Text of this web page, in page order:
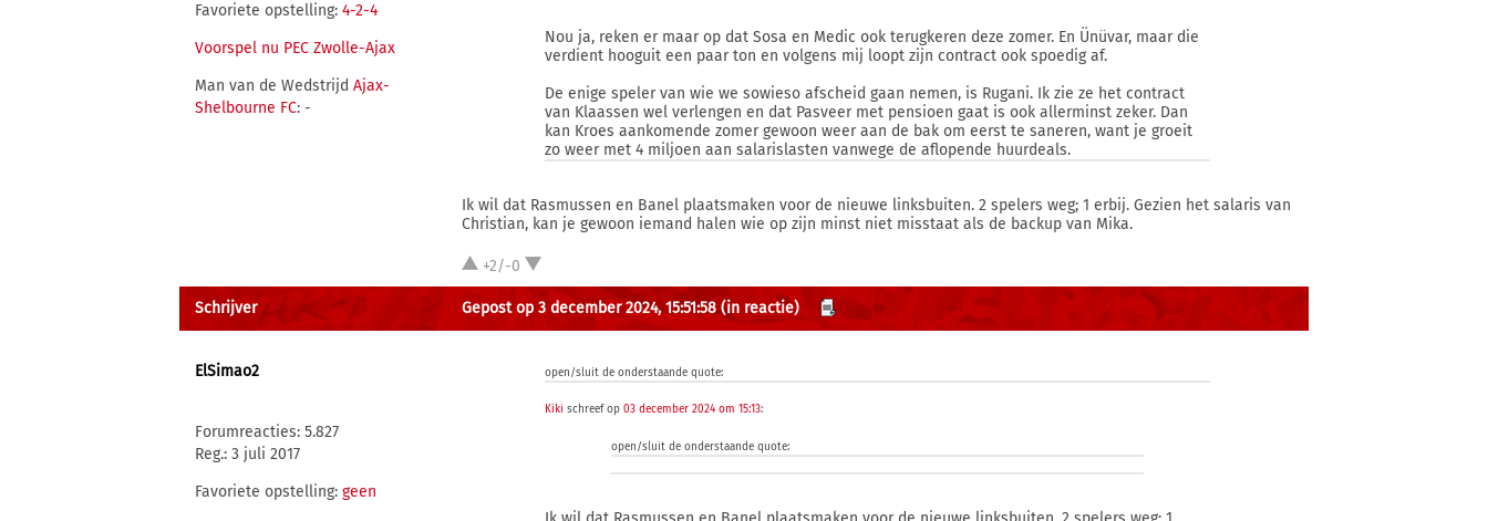
Favoriete opstelling: 4-2-4
Voorspel nu PEC Zwolle-Ajax
Man van de Wedstrijd Ajax-
Shelbourne FC: -
Nou ja, reken er maar op dat Sosa en Medic ook terugkeren deze zomer. En Ünüvar, maar die
verdient hooguit een paar ton en volgens mij loopt zijn contract ook spoedig af.
De enige speler van wie we sowieso afscheid gaan nemen, is Rugani. Ik zie ze het contract
van Klaassen wel verlengen en dat Pasveer met pensioen gaat is ook allerminst zeker. Dan
kan Kroes aankomende zomer gewoon weer aan de bak om eerst te saneren, want je groeit
zo weer met 4 miljoen aan salarislasten vanwege de aflopende huurdeals.
Ik wil dat Rasmussen en Banel plaatsmaken voor de nieuwe linksbuiten. 2 spelers weg; 1 erbij. Gezien het salaris van
Christian, kan je gewoon iemand halen wie op zijn minst niet misstaat als de backup van Mika.
+2/-0
Schrijver Gepost op 3 december 2024, 15:51:58 (in reactie)
ElSimao2
Forumreacties: 5.827
Reg.: 3 juli 2017
Favoriete opstelling: geen
open/sluit de onderstaande quote:
Kiki schreef op03 december 2024 om 15:13:
open/sluit de onderstaande quote: